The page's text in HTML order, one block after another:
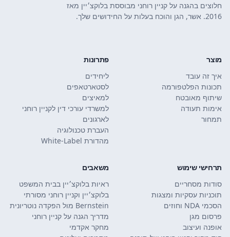
חלוצים בהגנה על קניין רוחני מבוססת בלוקצ׳יין מאז
2016. אשר, הגן והוכח בעלות על החידושים שלך.
מוצר
איך זה עובד
תכונות הפלטפורמה
שיתוף מאובטח
אימות תעודה
תמחור
פתרונות
ליחידים
לסטארטאפים
למאיצים
למשרדי עורכי דין לקניין רוחני
לארגונים
העברת טכנולוגיה
מהדורת White-Label
תרחישי שימוש
סודות מסחריים
תוכניות עסקיות ומצגות
הסכמי NDA וחוזים
פרסום מגן
אופנה ועיצוב
משאבים
ראיות בלוקצ׳יין בבית המשפט
בלוקצ׳יין וקניין רוחני מסורתי
Bernstein מול הפקדה נוטריונית
מדריך הגנה על קניין רוחני
מחקר אקדמי